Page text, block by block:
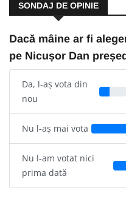
SONDAJ DE OPINIE
Dacă mâine ar fi
pe Nicușor Dan
Da, l-aș vota din
nou
Nu l-aș mai vota
Nu l-am votat nici
prima dată